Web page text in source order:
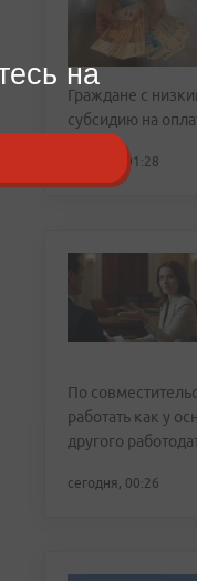
Граждане с
субсидию на
сегодня, 01:28
По
работать как у
другого
сегодня, 00:26
на